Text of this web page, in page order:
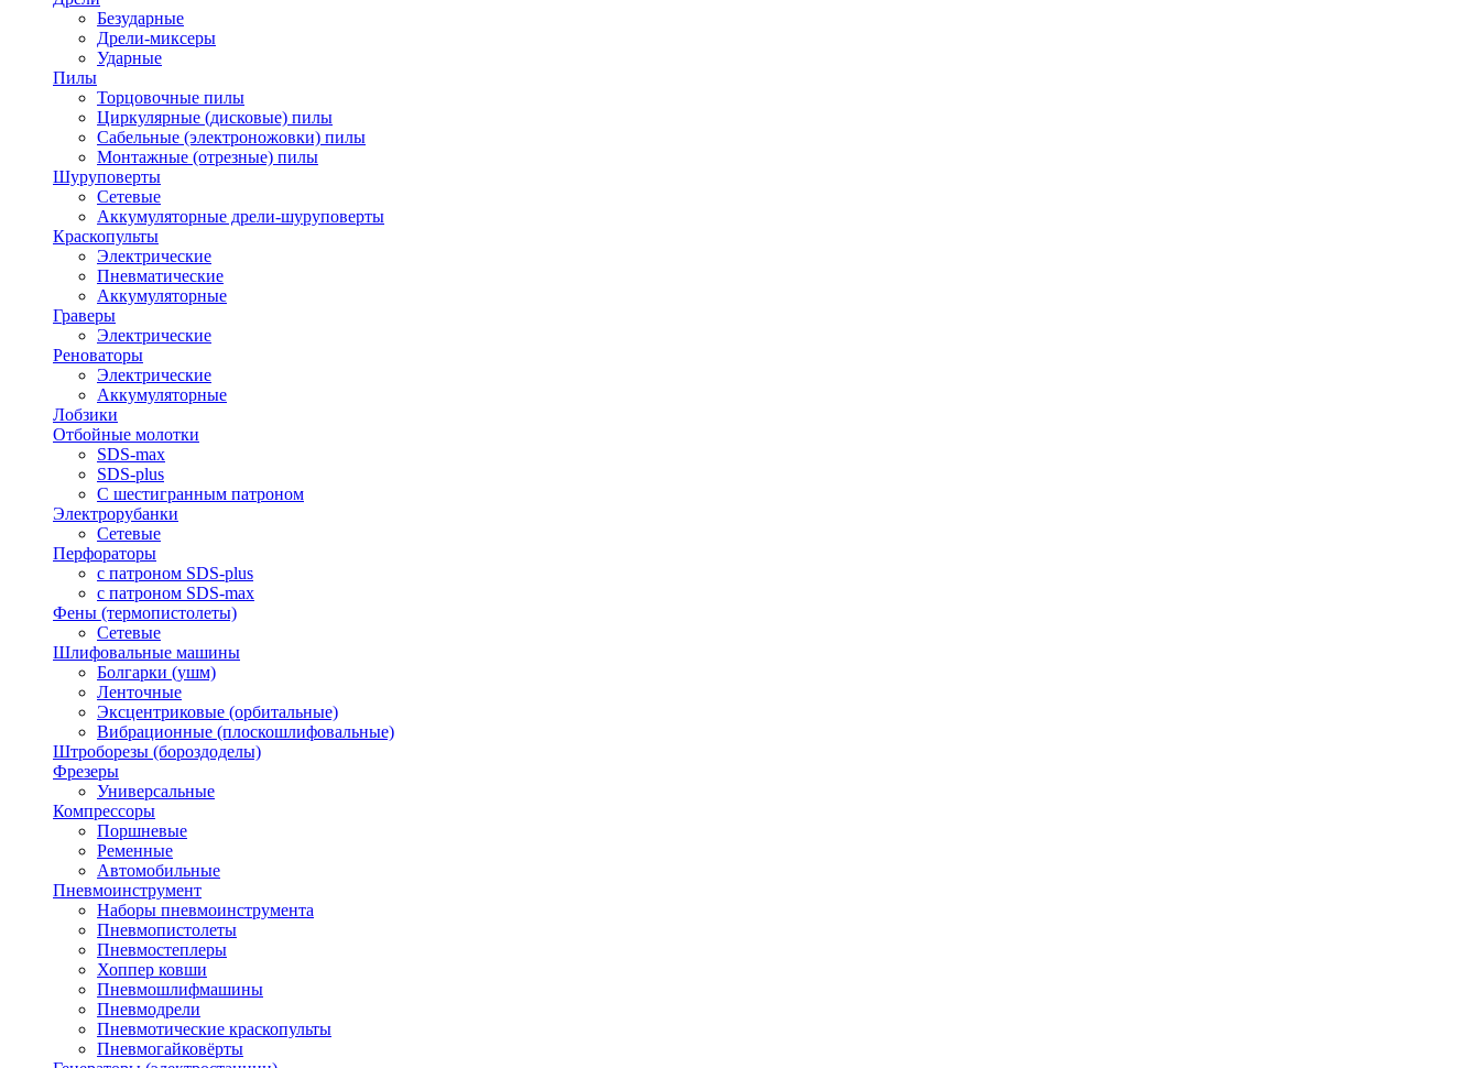
Безударные
Дрели-миксеры
Ударные
Пилы
Торцовочные пилы
Циркулярные (дисковые) пилы
Сабельные (электроножовки) пилы
Монтажные (отрезные) пилы
Шуруповерты
Сетевые
Аккумуляторные дрели-шуруповерты
Краскопульты
Электрические
Пневматические
Аккумуляторные
Граверы
Электрические
Реноваторы
Электрические
Аккумуляторные
Лобзики
Отбойные молотки
SDS-max
SDS-plus
С шестигранным патроном
Электрорубанки
Сетевые
Перфораторы
с патроном SDS-plus
с патроном SDS-max
Фены (термопистолеты)
Сетевые
Шлифовальные машины
Болгарки (ушм)
Ленточные
Эксцентриковые (орбитальные)
Вибрационные (плоскошлифовальные)
Штроборезы (бороздоделы)
Фрезеры
Универсальные
Компрессоры
Поршневые
Ременные
Автомобильные
Пневмоинструмент
Наборы пневмоинструмента
Пневмопистолеты
Пневмостеплеры
Хоппер ковши
Пневмошлифмашины
Пневмодрели
Пневмотические краскопульты
Пневмогайковёрты